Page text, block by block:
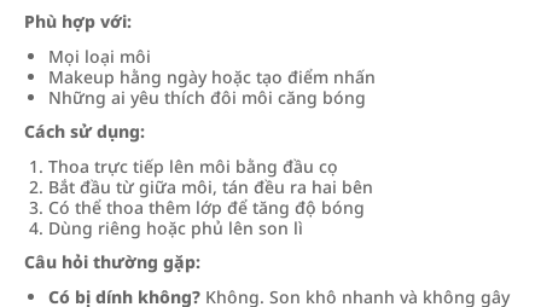
Phù hợp với:
Mọi loại môi
Makeup hằng ngày hoặc tạo điểm nhấn
Những ai yêu thích đôi môi căng bóng
Cách sử dụng:
Thoa trực tiếp lên môi bằng đầu cọ
Bắt đầu từ giữa môi, tán đều ra hai bên
Có thể thoa thêm lớp để tăng độ bóng
Dùng riêng hoặc phủ lên son lì
Câu hỏi thường gặp:
Có bị dính không? Không. Son khô nhanh và không gây